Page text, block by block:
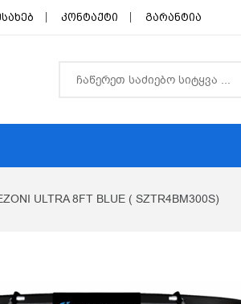
კონტაქტი გარანტია
ULTRA 8FT BLUE ( SZTR4BM300S)